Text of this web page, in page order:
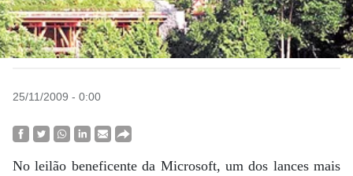
25/11/2009 - 0:00
No leilão beneficente da Microsoft, um dos lances mais